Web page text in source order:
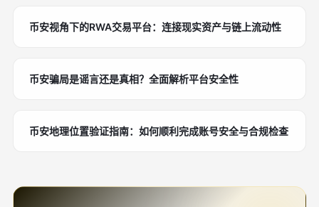
币安视角下的RWA交易平台：连接现实资产与链上流动性
币安骗局是谣言还是真相？全面解析平台安全性
币安地理位置验证指南：如何顺利完成账号安全与合规检查